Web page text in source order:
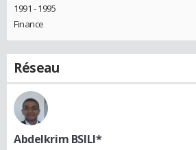
1991 - 1995
Finance
Réseau
Abdelkrim BSILI*